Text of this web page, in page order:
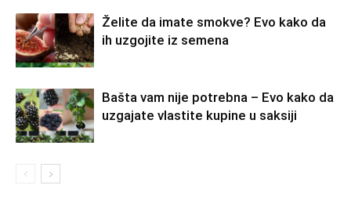
Želite da imate smokve? Evo kako da
ih uzgojite iz semena
Bašta vam nije potrebna – Evo kako da
uzgajate vlastite kupine u saksiji